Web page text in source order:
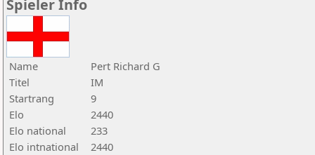
Spieler Info
Name
Pert Richard G
Titel
IM
Startrang
9
Elo
2440
Elo national
233
Elo intnational
2440